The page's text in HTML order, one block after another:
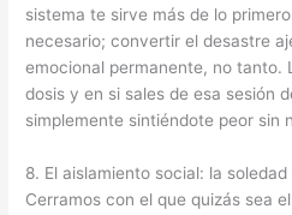
sistema te sirve más de lo
necesario; convertir el desastre
emocional permanente, no tanto.
dosis y en si sales de esa sesión
simplemente sintiéndote peor sin
8. El aislamiento social: la
Cerramos con el que quizás sea